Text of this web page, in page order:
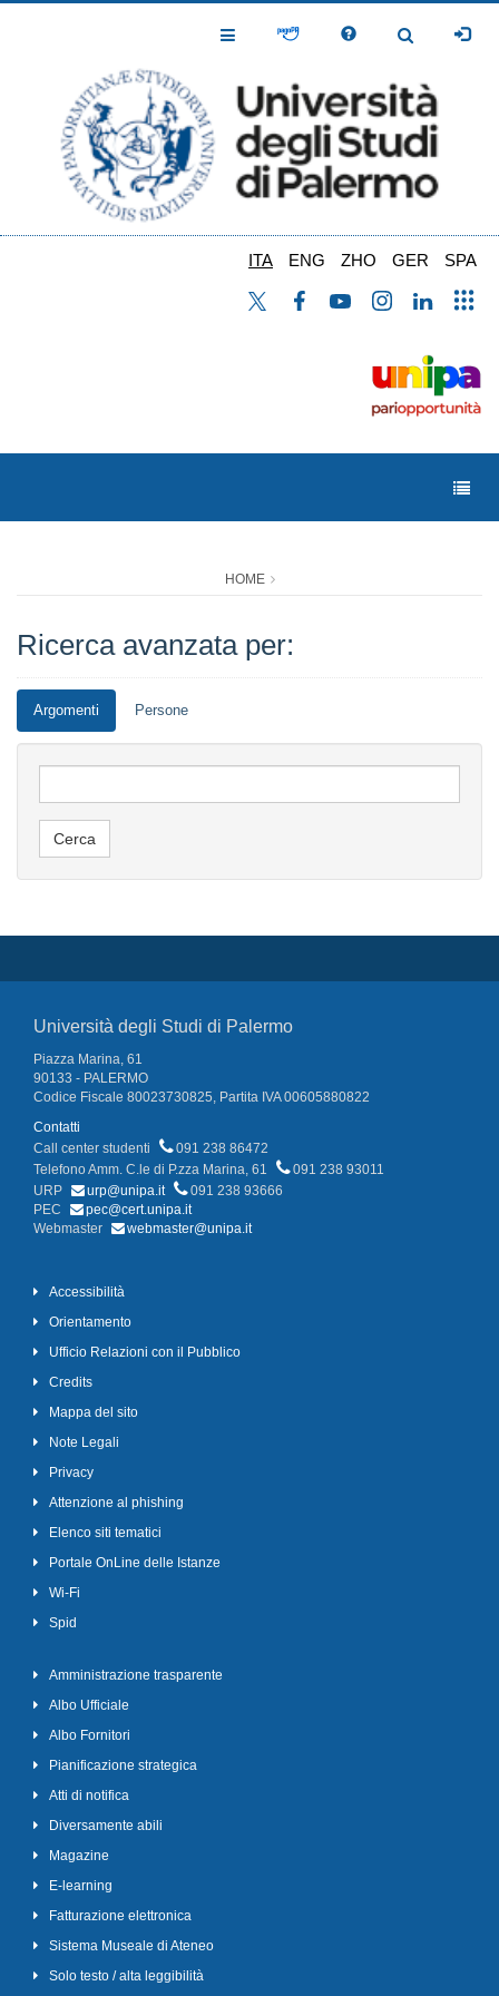
Toggle
Toggle
ITA ENG ZHO GER SPA
HOME
Ricerca avanzata per:
Argomenti Persone
Università degli Studi di Palermo
Piazza Marina, 61
90133 - PALERMO
Codice Fiscale 80023730825, Partita IVA 00605880822
Contatti
Call center studenti
091 238 86472
Telefono Amm. C.le di P.zza Marina, 61
091 238 93011
URP
urp@unipa.it
091 238 93666
PEC
pec@cert.unipa.it
Webmaster
webmaster@unipa.it
Accessibilità
Orientamento
Ufficio Relazioni con il Pubblico
Credits
Mappa del sito
Note Legali
Privacy
Attenzione al phishing
Elenco siti tematici
Portale OnLine delle Istanze
Wi-Fi
Spid
Amministrazione trasparente
Albo Ufficiale
Albo Fornitori
Pianificazione strategica
Atti di notifica
Diversamente abili
Magazine
E-learning
Fatturazione elettronica
Sistema Museale di Ateneo
Solo testo / alta leggibilità